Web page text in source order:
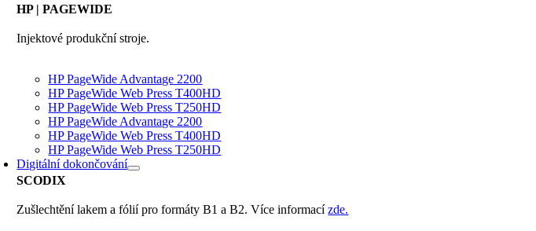
HP| PAGEWIDE
Injektové produkční stroje.
HP PageWide Advantage 2200
HP PageWide Web Press T400HD
HP PageWide Web Press T250HD
HP PageWide Advantage 2200
HP PageWide Web Press T400HD
HP PageWide Web Press T250HD
Digitální dokončování
SCODIX
Zušlechtění lakem a fólií pro formáty B1 a B2. Více informacízde.